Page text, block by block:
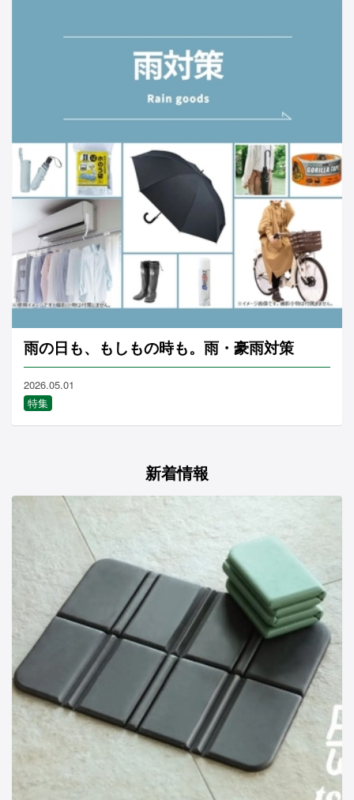
雨の日も、もしもの時も。雨・豪雨対策
2026.05.01
特集
新着情報